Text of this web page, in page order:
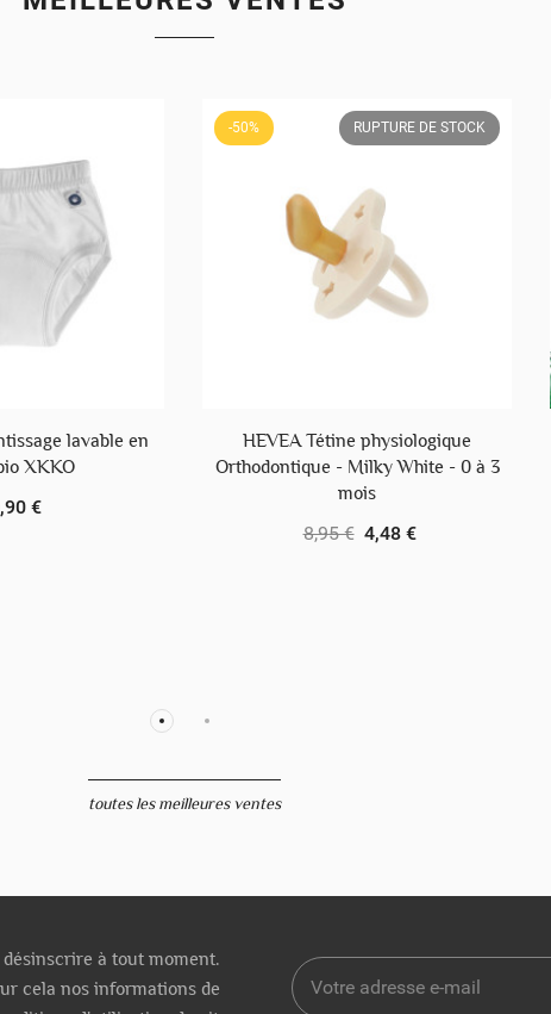
lavable en
XKKO
€
-50% RUPTURE DE STOCK
HEVEA Tétine physiologique
Orthodontique - Milky White - 0 à 3
mois
8,95 € 4,48 €
toutes les meilleures ventes
à tout moment.
cela nos informations de